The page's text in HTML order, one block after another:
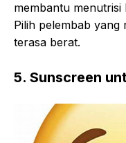
membantu menutrisi
Pilih pelembab yang
terasa berat.
5. Sunscreen